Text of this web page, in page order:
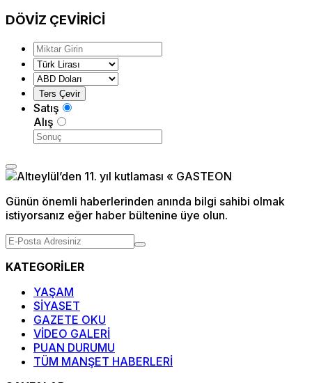
DÖVİZ ÇEVİRİCİ
Satış
Alış
Günün önemli haberlerinden anında bilgi sahibi olmak
istiyorsanız eğer haber bültenine üye olun.
KATEGORİLER
YAŞAM
SİYASET
GAZETE OKU
VİDEO GALERİ
PUAN DURUMU
TÜM MANŞET HABERLERİ